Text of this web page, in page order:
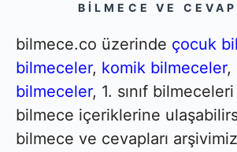
BILMECE VE
bilmece.co üzerinde çocuk
bilmeceler, komik bilmeceler,
bilmeceler, 1. sınıf
bilmece içeriklerine
bilmece ve cevapları